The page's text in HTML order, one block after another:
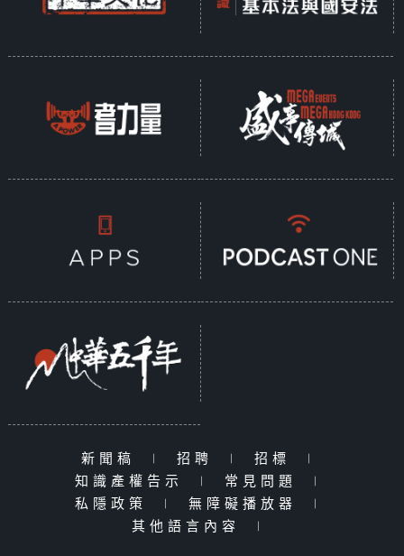
新聞稿 | 招聘 | 招標
|
知識產權告示
| 常見問題
|
私隱政策
| 無障礙播放器
|
其他語言內容
|